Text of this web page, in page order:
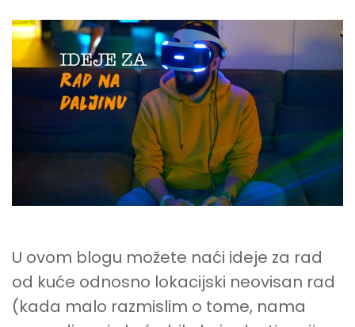
OD
ŠTO
SVE
RADITI
U ovom blogu možete naći ideje za rad
od kuće odnosno lokacijski neovisan rad
(kada malo razmislim o tome, nama